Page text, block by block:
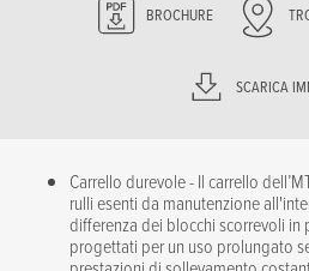
BROCHURE
SCARICA
Carrello durevole - Il carrello
rulli esenti da manutenzione
differenza dei blocchi scorrevoli in
progettati per un uso prolungato